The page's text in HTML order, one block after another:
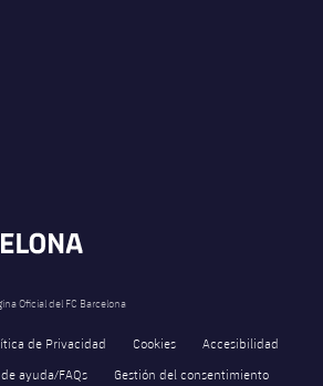
Oficial del FC Barcelona
de Privacidad Cookies
Accesibilidad
ayuda/FAQs Gestión del consentimiento